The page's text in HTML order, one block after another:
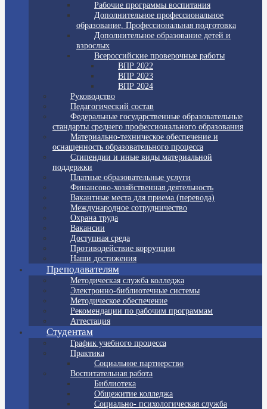
Рабочие программы воспитания
Дополнительное профессиональное
образование, Профессиональная подготовка
Дополнительное образование детей и
взрослых
Всероссийские проверочные работы
ВПР 2022
ВПР 2023
ВПР 2024
Руководство
Педагогический состав
Федеральные государственные образовательные
стандарты среднего профессионального образования
Материально-техническое обеспечение и
оснащенность образовательного процесса
Стипендии и иные виды материальной
поддержки
Платные образовательные услуги
Финансово-хозяйственная деятельность
Вакантные места для приема (перевода)
Международное сотрудничество
Охрана труда
Вакансии
Доступная среда
Противодействие коррупции
Наши достижения
Преподавателям
Методическая служба колледжа
Электронно-библиотечные системы
Методическое обеспечение
Рекомендации по рабочим программам
Аттестация
Студентам
График учебного процесса
Практика
Социальное партнерство
Воспитательная работа
Библиотека
Общежитие колледжа
Социально- психологическая служба